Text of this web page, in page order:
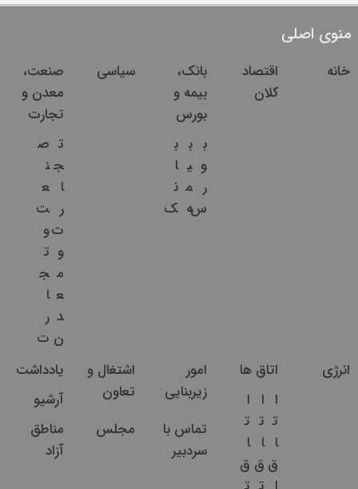
منوی اصلی
خانه
اقتصاد
کلان
بانک،
بیمه و
بورس
ب
و
ر
س
ب
ی
م
ه
ب
ا
ن
ک
سیاسی
صنعت،
معدن و
تجارت
ت
ج
ا
ر
ت
و
م
ع
د
ن
ص
ن
ع
ت
و
ت
ج
ا
ر
ت
انرژی
اتاق ها
ا
ت
ا
ق
ا
ت
ا
ق
ا
ت
ا
ق
امور
زیربنایی
اشتغال و
تعاون
یادداشت
آرشیو
تماس با
سردبیر
مجلس
مناطق
آزاد